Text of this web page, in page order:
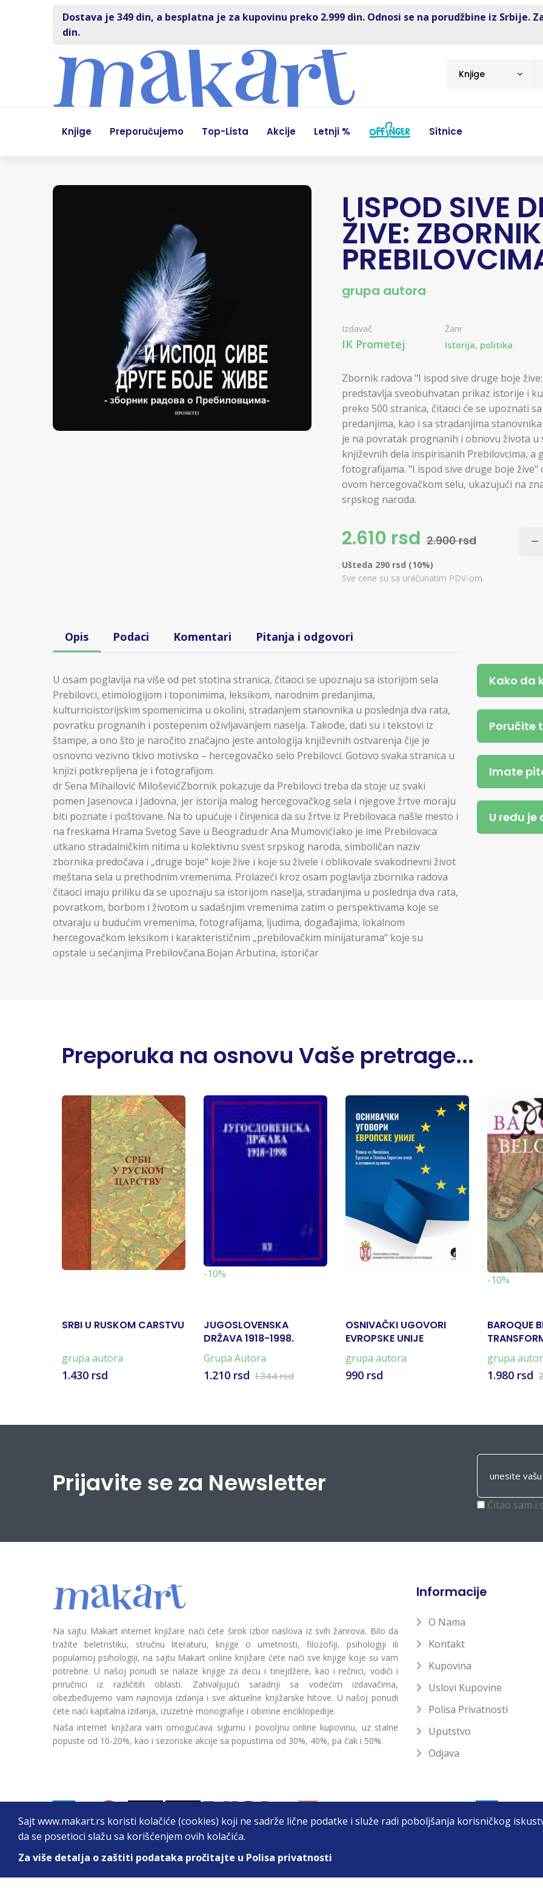
Sajt www.makart.rs koristi kolačiće (cookies) koji ne sadrže lične podatke i služe radi poboljšanja korisničkog
da se posetioci slažu sa korišćenjem ovih kolačića.
Za više detalja o zaštiti podataka pročitajte u Polisa privatnosti
Dostava je 349 din, a besplatna je za kupovinu preko 2.999 din. Odnosi se na porudžbine iz Srbije.
din.
Knjige
Knjige Preporučujemo Top-Lista Akcije Letnji % Sitnice
I ISPOD SIVE
ŽIVE:
grupa autora
Izdavač
IK Prometej
Žanr
Istorija, politika
Zbornik radova "I ispod sive druge boje
predstavlja sveobuhvatan prikaz istorije i
preko 500 stranica, čitaoci će se upoznati
predanjima, kao i sa stradanjima
je na povratak prognanih i obnovu života
književnih dela inspirisanih Prebilovcima,
fotografijama. "I ispod sive druge boje
ovom hercegovačkom selu, ukazujući na
srpskog naroda.
2.610 rsd 2.900 rsd
Ušteda 290 rsd (10%)
Sve cene su sa uračunatim PDV-om.
Opis Podaci Komentari Pitanja i odgovori
U osam poglavlja na više od pet stotina stranica, čitaoci se upoznaju sa istorijom sela
Prebilovci, etimologijom i toponimima, leksikom, narodnim predanjima,
kulturnoistorijskim spomenicima u okolini, stradanjem stanovnika u poslednja dva rata,
povratku prognanih i postepenim oživljavanjem naselja. Takođe, dati su i tekstovi iz
štampe, a ono što je naročito značajno jeste antologija književnih ostvarenja čije je
osnovno vezivno tkivo motivsko – hercegovačko selo Prebilovci. Gotovo svaka stranica u
knjizi potkrepljena je i fotografijom.
dr Sena Mihailović MiloševićZbornik pokazuje da Prebilovci treba da stoje uz svaki
pomen Jasenovca i Jadovna, jer istorija malog hercegovačkog sela i njegove žrtve moraju
biti poznate i poštovane. Na to upućuje i činjenica da su žrtve iz Prebilovaca našle mesto i
na freskama Hrama Svetog Save u Beogradu.dr Ana MumovićIako je ime Prebilovaca
utkano stradalničkim nitima u kolektivnu svest srpskog naroda, simboličan naziv
zbornika predočava i „druge boje“ koje žive i koje su živele i oblikovale svakodnevni život
meštana sela u prethodnim vremenima. Prolazeći kroz osam poglavlja zbornika radova
čitaoci imaju priliku da se upoznaju sa istorijom naselja, stradanjima u poslednja dva rata,
povratkom, borbom i životom u sadašnjim vremenima zatim o perspektivama koje se
otvaraju u budućim vremenima, fotografijama, ljudima, događajima, lokalnom
hercegovačkom leksikom i karakterističnim „prebilovačkim minijaturama“ koje su
opstale u sećanjima Prebilovčana.Bojan Arbutina, istoričar
Kako da
Poručite
Imate
U redu
Preporuka na osnovu Vaše pretrage...
SRBI U RUSKOM CARSTVU
grupa autora
1.430 rsd
-10%
JUGOSLOVENSKA
DRŽAVA 1918-1998.
Grupa Autora
1.210 rsd 1.344 rsd
OSNIVAČKI UGOVORI
EVROPSKE UNIJE
grupa autora
990 rsd
-10%
BAROQUE
grupa
1.980 rsd
Prijavite se za Newsletter
Čitao sam i
Na sajtu Makart internet knjižare naći ćete širok izbor naslova iz svih žanrova. Bilo da
tražite beletristiku, stručnu literaturu, knjige o umetnosti, filozofiji, psihologiji ili
popularnoj psihologiji, na sajtu Makart online knjižare ćete naći sve knjige koje su vam
potrebne. U našoj ponudi se nalaze knjige za decu i tinejdžere, kao i rečnici, vodiči i
priručnici iz različitih oblasti. Zahvaljujući saradnji sa vodećim izdavačima,
obezbeđujemo vam najnovija izdanja i sve aktuelne knjižarske hitove. U našoj ponudi
ćete naći kapitalna izdanja, izuzetne monografije i obimne enciklopedije.
Naša internet knjižara vam omogućava sigurnu i povoljnu online kupovinu, uz stalne
popuste od 10-20%, kao i sezonske akcije sa popustima od 30%, 40%, pa čak i 50%.
Informacije
O Nama
Kontakt
Kupovina
Uslovi Kupovine
Polisa Privatnosti
Uputstvo
Odjava